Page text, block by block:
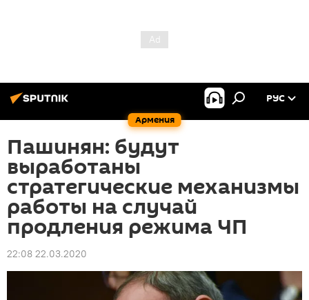
Армения
РУС
Пашинян: будут
выработаны
стратегические механизмы
работы на случай
продления режима ЧП
22:08 22.03.2020